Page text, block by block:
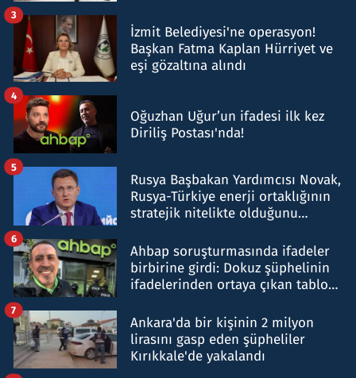
İzmit Belediyesi'ne operasyon!
Başkan Fatma Kaplan Hürriyet ve
eşi gözaltına alındı
3
Oğuzhan Uğur’un ifadesi ilk kez
Diriliş Postası'nda!
4
Rusya Başbakan Yardımcısı Novak,
Rusya-Türkiye enerji ortaklığının
stratejik nitelikte olduğunu
5
Ahbap soruşturmasında ifadeler
birbirine girdi: Dokuz şüphelinin
ifadelerinden ortaya çıkan tablo
6
Ankara'da bir kişinin 2 milyon
lirasını gasp eden şüpheliler
Kırıkkale'de yakalandı
7